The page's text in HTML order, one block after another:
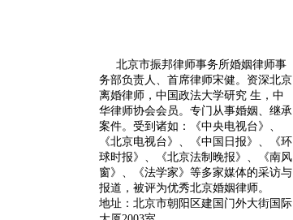
北京市振邦律师事务所婚姻律师事
务部负责人、首席律师宋健。 资深北京
离婚律师 ，中国政法大学研究 生，中
华律师协会会员。专门从事婚姻、继承
案件。受到诸如：《中央电视台》、
《北京电视台》、《中国日报》、《环
球时报》、《北京法制晚报》、《南风
窗》、《法学家》等多家媒体的采访与
报道，被评为优秀北京婚姻律师。
地址：北京市朝阳区建国门外大街国际